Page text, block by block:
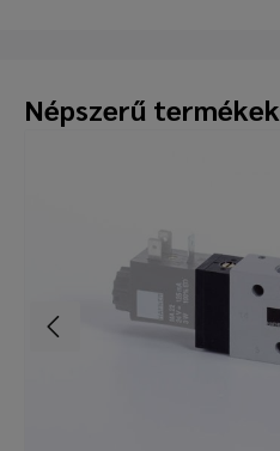
Népszerű termékek